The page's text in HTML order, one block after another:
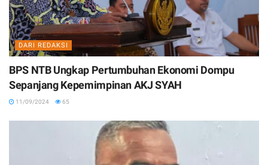
DARI REDAKSI
BPS NTB Ungkap Pertumbuhan Ekonomi Dompu
Sepanjang Kepemimpinan AKJ SYAH
11/09/2024 65